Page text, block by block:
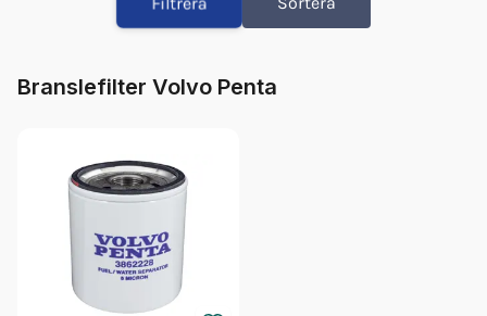
Olja Volvo 5w/40 1l 23211287
Glykol Volvo 5l Orange Konc
Bränslefilter Vp 3862228
Oljefilter Vp 835440
Branslefilter Volvo Penta